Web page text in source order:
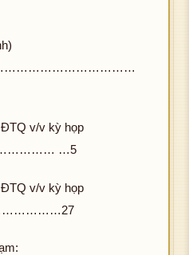
v/v kỳ họp
…5
v/v kỳ họp